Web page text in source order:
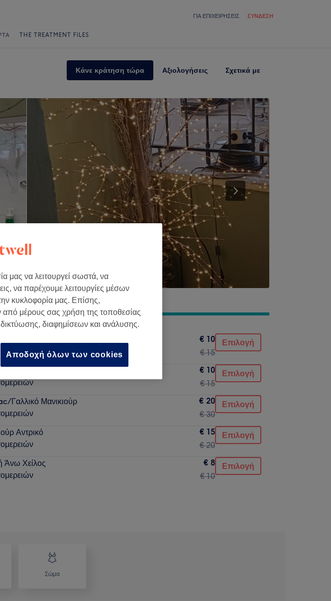
ΓΙΑ ΕΠΙΧΕΙΡΉΣΕΙΣ ΣΎΝΔΕΣΗ
THE TREATMENT FILES
Κάνε κράτηση τώρα Αξιολογήσεις Σχετικά με
€ 10
€ 15
Επιλογή
Πηγούνι
€ 10
€ 15
Επιλογή
Γαλλικό Μανικιούρ
€ 20
€ 30
Επιλογή
Αντρικό
€ 15
€ 20
Επιλογή
Άνω Χείλος
€ 8
€ 10
Επιλογή
Σώμα
μας να λειτουργεί σωστά, να
να παρέχουμε λειτουργίες μέσων
κυκλοφορία μας. Επίσης,
από μέρους σας χρήση της τοποθεσίας
διαφημίσεων και ανάλυσης.
Αποδοχή όλων των cookies